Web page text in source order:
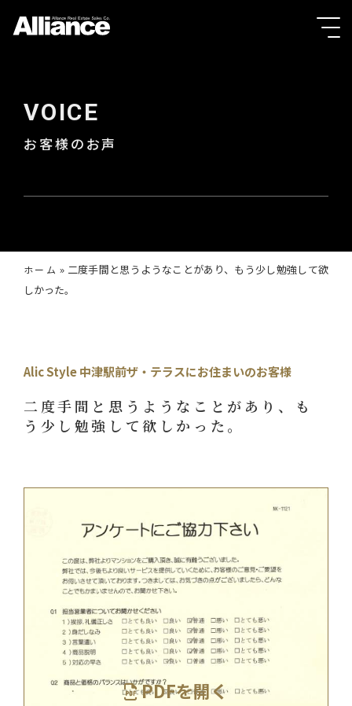
VOICE
お客様のお声
ホーム » 二度手間と思うようなことがあり、もう少し勉強して欲
しかった。
Alic Style 中津駅前ザ・テラスにお住まいのお客様
二度手間と思うようなことがあり、も
う少し勉強して欲しかった。
PDFを開く